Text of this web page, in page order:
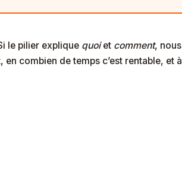
le pilier explique quoiet comment, nous
combien de temps c’est rentable, et à